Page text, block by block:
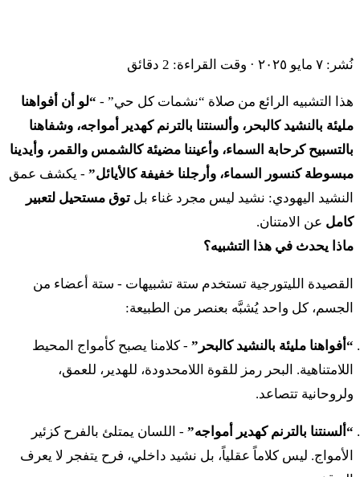
نُشر: ٧ مايو ٢٠٢٥ · وقت القراءة: 2 دقائق
هذا التشبيه الرائع من صلاة “نشمات كل حي” - “لو أن أفواهنا
مليئة بالنشيد كالبحر، وألسنتنا بالترنم كهدير أمواجه، وشفاهنا
بالتسبيح كرحابة السماء، وأعيننا مضيئة كالشمس والقمر، وأيدينا
مبسوطة كنسور السماء، وأرجلنا خفيفة كالأيائل” - يكشف عمق
النشيد اليهودي: نشيد ليس مجرد غناء بل توق مستحيل لتعبير
كامل عن الامتنان.
ماذا يحدث في هذا التشبيه؟
القصيدة الليتورجية تستخدم ستة تشبيهات - ستة أعضاء من
الجسم، كل واحد يُشبَّه بعنصر من الطبيعة:
“أفواهنا مليئة بالنشيد كالبحر” - كلامنا يصبح كأمواج المحيط
اللامتناهية. البحر رمز للقوة اللامحدودة، للهدير، للعمق،
ولروحانية تتصاعد.
“ألسنتنا بالترنم كهدير أمواجه” - اللسان يمتلئ بالفرح كزئير
الأمواج. ليس كلاماً عقلياً، بل نشيد داخلي، فرح يتفجر لا يعرف